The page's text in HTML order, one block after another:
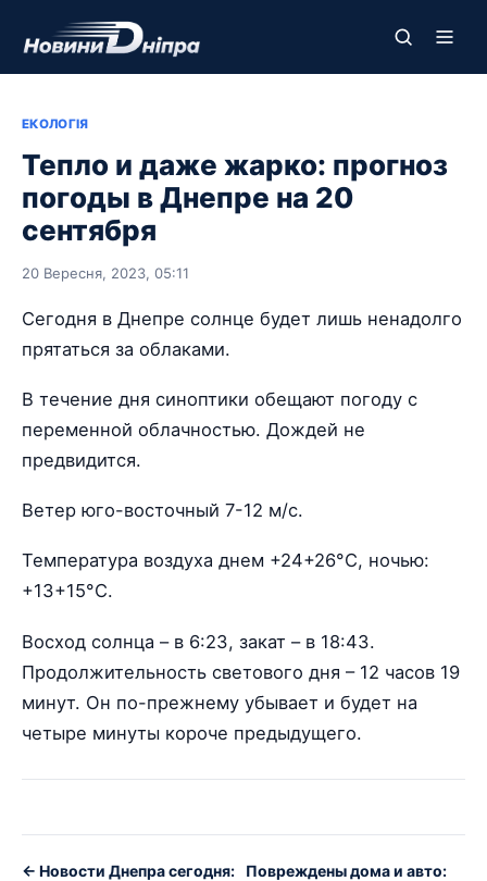
ЕКОЛОГІЯ
Тепло и даже жарко: прогноз
погоды в Днепре на 20
сентября
20 Вересня, 2023, 05:11
Сегодня в Днепре солнце будет лишь ненадолго
прятаться за облаками.
В течение дня синоптики обещают погоду с
переменной облачностью. Дождей не
предвидится.
Ветер юго-восточный 7-12 м/с.
Температура воздуха днем +24+26°С, ночью:
+13+15°С.
Восход солнца – в 6:23, закат – в 18:43.
Продолжительность светового дня – 12 часов 19
минут. Он по-прежнему убывает и будет на
четыре минуты короче предыдущего.
← Новости Днепра сегодня:
Повреждены дома и авто: